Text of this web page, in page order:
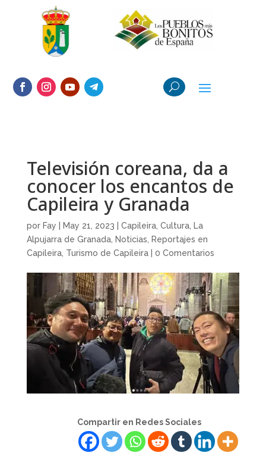
Televisión coreana, da a
conocer los encantos de
Capileira y Granada
por Fay May 21, 2023 Capileira, Cultura, La
Alpujarra de Granada, Noticias
Reportajes en
Capileira, Turismo de Capileira| 0 Comentarios
Compartir en Redes Sociales